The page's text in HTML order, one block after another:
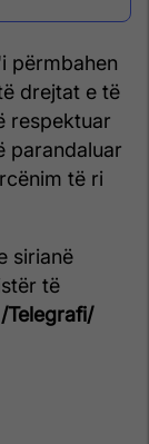
përmbahen
drejtat e të
respektuar
parandaluar
të ri
sirianë
të
/Telegrafi/